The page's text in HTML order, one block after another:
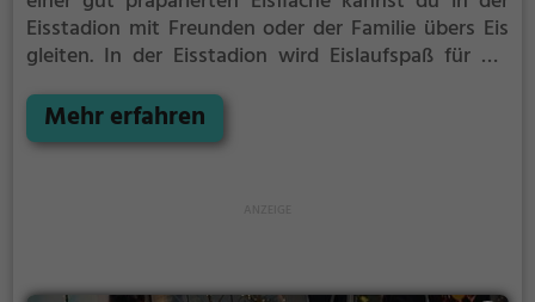
Eisstadion mit Freunden oder der Familie übers Eis
gleiten. In der Eisstadion wird Eislaufspaß für die
Anfänger können sich mit Laufhilfen aufs Eis wagen.
Mehr erfahren